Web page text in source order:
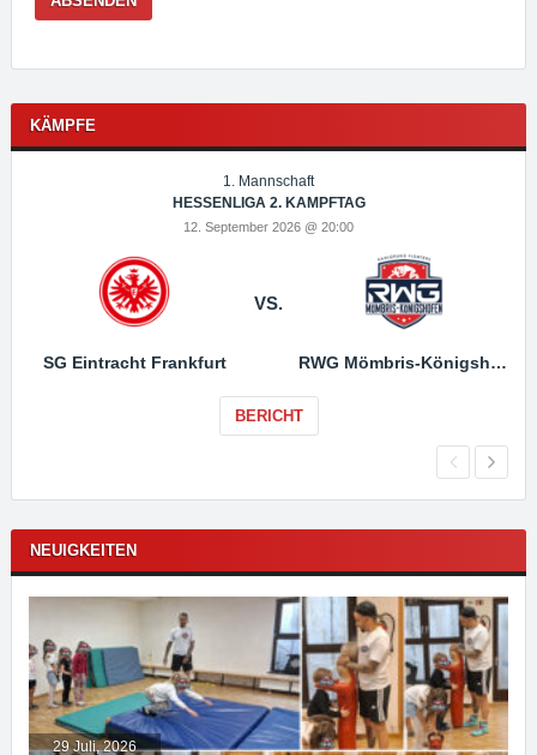
KÄMPFE
1. Mannschaft
HESSENLIGA 2. KAMPFTAG
12. September 2026 @ 20:00
SG Eintracht Frankfurt
VS.
RWG Mömbris-Königshofen
BERICHT
NEUIGKEITEN
29 Juli, 2026